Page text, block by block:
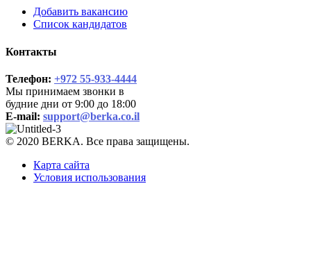
Добавить вакансию
Список кандидатов
Контакты
Телефон: +972 55-933-4444
Мы принимаем звонки в
будние дни от 9:00 до 18:00
E-mail: support@berka.co.il
© 2020 BERKA. Все права защищены.
Карта сайта
Условия использования